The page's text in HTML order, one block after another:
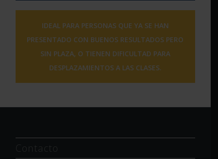
IDEAL PARA PERSONAS QUE YA SE HAN
PRESENTADO CON BUENOS RESULTADOS PERO
SIN PLAZA, O TIENEN DIFICULTAD PARA
DESPLAZAMIENTOS A LAS CLASES.
Contacto